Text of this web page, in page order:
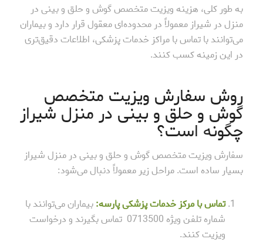
به طور کلی، هزینه ویزیت متخصص گوش و حلق و بینی در
منزل در شیراز معمولاً در محدوده‌ای معقول قرار دارد و بیماران
می‌توانند با تماس با مراکز خدمات پزشکی، اطلاعات دقیق‌تری
در این زمینه کسب کنند.
روش سفارش ویزیت متخصص
گوش و حلق و بینی در منزل شیراز
چگونه است؟
سفارش ویزیت متخصص گوش و حلق و بینی در منزل شیراز
بسیار ساده است. مراحل زیر معمولاً دنبال می‌شود:
تماس با مرکز خدمات پزشکی پارسه:بیماران می‌توانند با
شماره تلفن ویژه 0713500 تماس بگیرند و درخواست
ویزیت کنند.